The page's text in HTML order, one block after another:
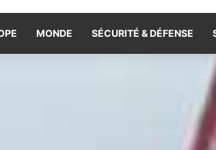
MONDE SÉCURITÉ & DÉFENSE